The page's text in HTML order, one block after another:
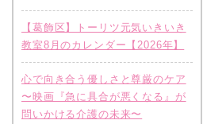
【葛飾区】トーリツ元気いきいき
教室8月のカレンダー【2026年】
心で向き合う優しさと尊厳のケア
〜映画『急に具合が悪くなる』が
問いかける介護の未来〜